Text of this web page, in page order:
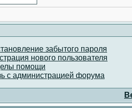
забытого пароля
нового пользователя
помощи
с администрацией форума